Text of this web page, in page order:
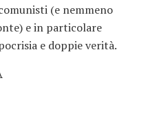
(e nemmeno
e in particolare
e doppie verità.